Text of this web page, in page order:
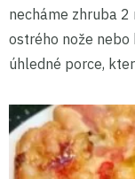
necháme zhruba
ostrého nože
úhledné porce,